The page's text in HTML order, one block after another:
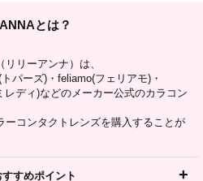
とは？
リーアンナ）は、
パーズ)・feliamo(フェリアモ)・
ディ)などのメーカー公式のカラコン
ーコンタクトレンズを購入することが
すめポイント